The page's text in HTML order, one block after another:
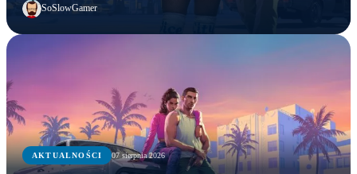
SoSlowGamer
AKTUALNOŚCI 07 sierpnia 2026